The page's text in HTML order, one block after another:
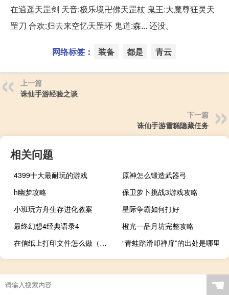
在逍遥天罡剑 天音:极乐境卍佛天罡杖 鬼王:大魔尊狂灵天
罡刀 合欢:归去来空忆天罡环 鬼道:森... 还没。
网络标签： 装备 都是 青云
上一篇
诛仙手游经验之谈
下一篇
诛仙手游雪糕隐藏任务
相关问题
4399十大最耐玩的游戏
原神怎么锻造武器弓
h幽梦攻略
保卫萝卜挑战3游戏攻略
小班玩方舟生存进化教案
星际争霸如何打好
最终幻想4经典语录4
橙光一品月坊完整攻略
在信纸上打印文件怎么做（信纸格式打印）
“青蛙踏滑叩禅扉”的出处是哪里
☚